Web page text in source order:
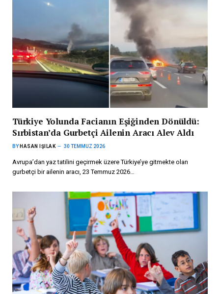
Türkiye Yolunda Facianın Eşiğinden Dönüldü:
Sırbistan’da Gurbetçi Ailenin Aracı Alev Aldı
BY HASAN IŞILAK 30 TEMMUZ 2026
Avrupa’dan yaz tatilini geçirmek üzere Türkiye’ye gitmekte olan
gurbetçi bir ailenin aracı, 23 Temmuz 2026…